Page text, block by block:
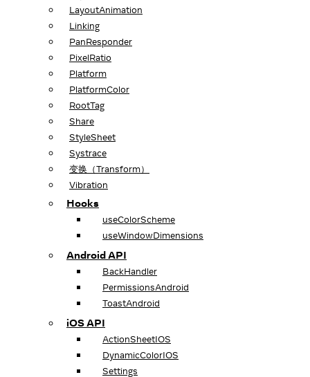
LayoutAnimation
Linking
PanResponder
PixelRatio
Platform
PlatformColor
RootTag
Share
StyleSheet
Systrace
变换（Transform）
Vibration
Hooks
useColorScheme
useWindowDimensions
Android API
BackHandler
PermissionsAndroid
ToastAndroid
iOS API
ActionSheetIOS
DynamicColorIOS
Settings